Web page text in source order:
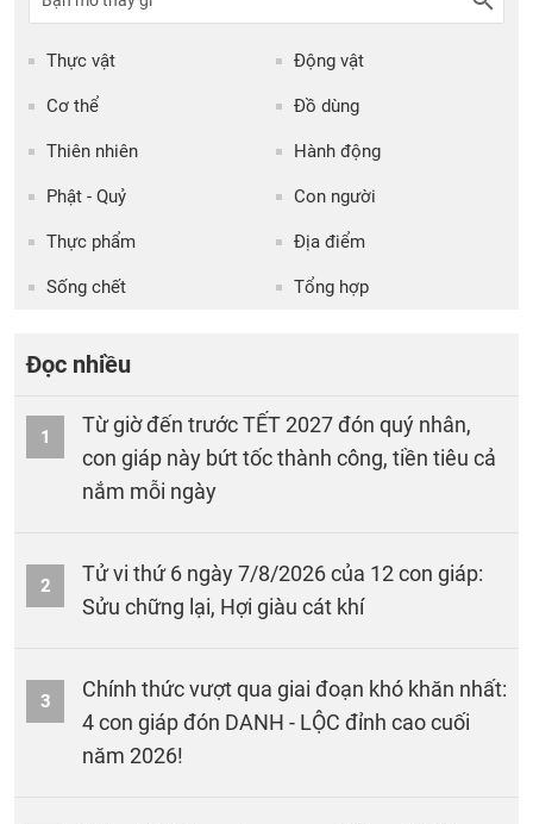
Thực vật Động vật
Cơ thể Đồ dùng
Thiên nhiên Hành động
Phật - Quỷ Con người
Thực phẩm Địa điểm
Sống chết Tổng hợp
Đọc nhiều
1
Từ giờ đến trước TẾT 2027 đón quý nhân,
con giáp này bứt tốc thành công, tiền tiêu cả
nắm mỗi ngày
2
Tử vi thứ 6 ngày 7/8/2026 của 12 con giáp:
Sửu chững lại, Hợi giàu cát khí
3
Chính thức vượt qua giai đoạn khó khăn nhất:
4 con giáp đón DANH - LỘC đỉnh cao cuối
năm 2026!